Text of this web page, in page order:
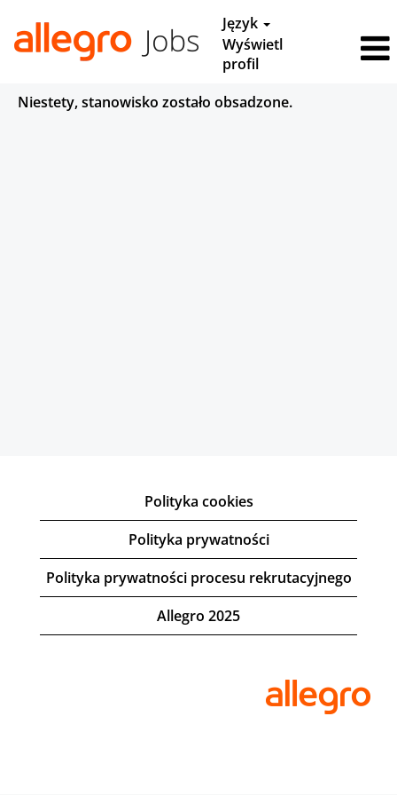
Język
Wyświetl
profil
Niestety, stanowisko zostało obsadzone.
Polityka cookies
Polityka prywatności
Polityka prywatności procesu rekrutacyjnego
Allegro 2025